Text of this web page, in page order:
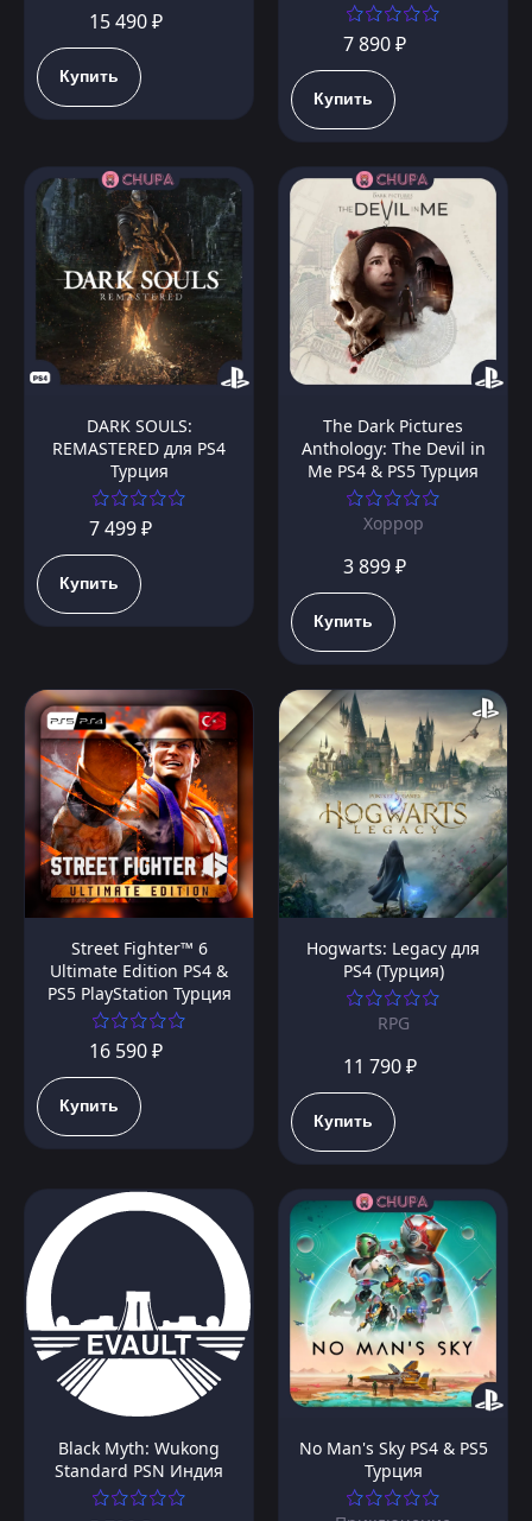
15 490 ₽
Купить
7 890 ₽
Купить
DARK SOULS:
REMASTERED для PS4
Турция
7 499 ₽
Купить
The Dark Pictures
Anthology: The Devil in
Me PS4 & PS5 Турция
Хоррор
3 899 ₽
Купить
Street Fighter™ 6
Ultimate Edition PS4 &
PS5 PlayStation Турция
16 590 ₽
Купить
Hogwarts: Legacy для
PS4 (Турция)
RPG
11 790 ₽
Купить
Black Myth: Wukong
Standard PSN Индия
No Man's Sky PS4 & PS5
Турция